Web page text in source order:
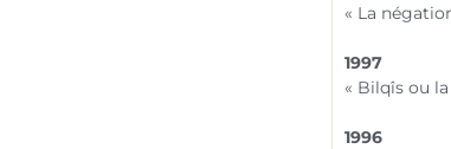
« La
1997
« Bilqîs ou
1996